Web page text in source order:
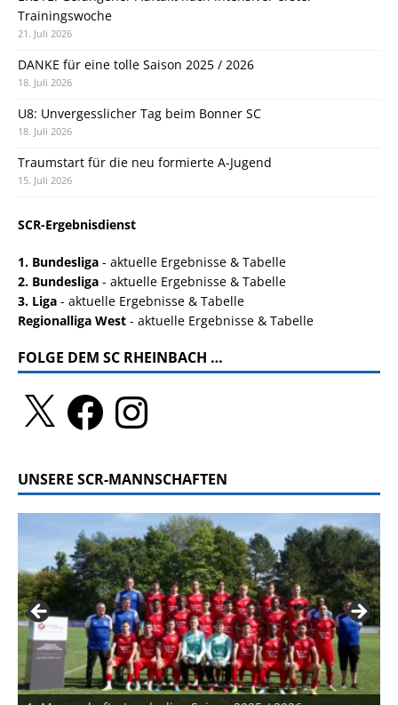
Trainingswoche
21. Juli 2026
DANKE für eine tolle Saison 2025 / 2026
18. Juli 2026
U8: Unvergesslicher Tag beim Bonner SC
18. Juli 2026
Traumstart für die neu formierte A-Jugend
15. Juli 2026
SCR-Ergebnisdienst
1. Bundesliga - aktuelle Ergebnisse & Tabelle
2. Bundesliga - aktuelle Ergebnisse & Tabelle
3. Liga - aktuelle Ergebnisse & Tabelle
Regionalliga West - aktuelle Ergebnisse & Tabelle
FOLGE DEM SC RHEINBACH …
UNSERE SCR-MANNSCHAFTEN
2. Mannschaft Kreisliga A Saison 2023 / 2024 - neues Foto
U7 Bambinis Jahrgang 2019 und jünger Saison 2025 /